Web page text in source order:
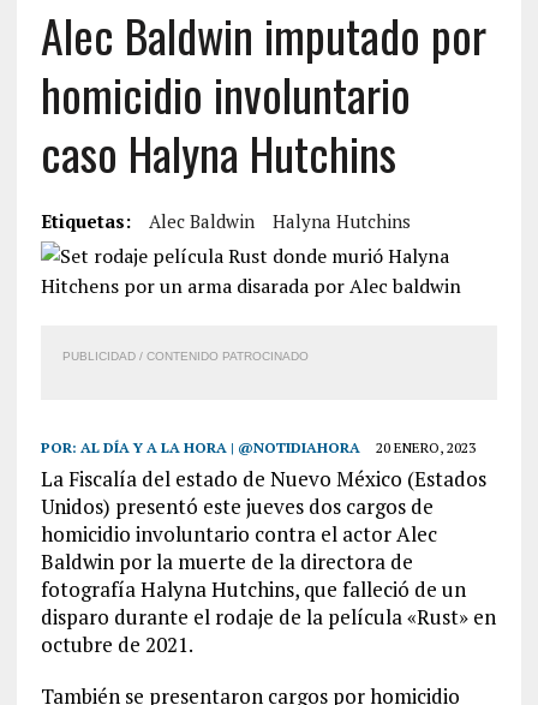
Alec Baldwin imputado por
homicidio involuntario
caso Halyna Hutchins
Etiquetas: Alec Baldwin Halyna Hutchins
PUBLICIDAD / CONTENIDO PATROCINADO
POR: AL DÍA Y A LA HORA | @NOTIDIAHORA 20 ENERO, 2023
La Fiscalía del estado de Nuevo México (Estados
Unidos) presentó este jueves dos cargos de
homicidio involuntario contra el actor Alec
Baldwin por la muerte de la directora de
fotografía Halyna Hutchins, que falleció de un
disparo durante el rodaje de la película «Rust» en
octubre de 2021.
También se presentaron cargos por homicidio